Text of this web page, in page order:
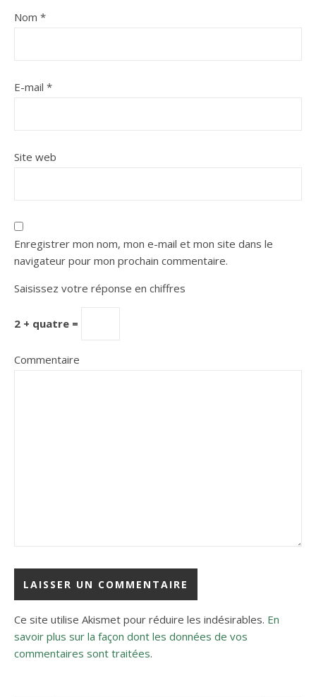
Nom *
E-mail *
Site web
Enregistrer mon nom, mon e-mail et mon site dans le
navigateur pour mon prochain commentaire.
Saisissez votre réponse en chiffres
2 + quatre =
Commentaire
Ce site utilise Akismet pour réduire les indésirables. En
savoir plus sur la façon dont les données de vos
commentaires sont traitées.